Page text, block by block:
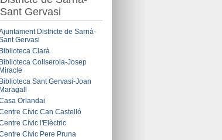
Sant Gervasi
Districte de Sarrià-
Gervasi
Biblioteca Clarà
Biblioteca Collserola-Josep
Miracle
Biblioteca Sant Gervasi-Joan
Maragall
Orlandai
Cívic Can Castelló
Cívic l'Elèctric
Cívic Pere Pruna